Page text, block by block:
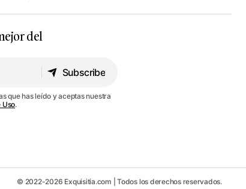
del
Subscribe
que has leído y aceptas nuestra
Uso.
© 2022-2026 Exquisitia.com | Todos los derechos reservados.